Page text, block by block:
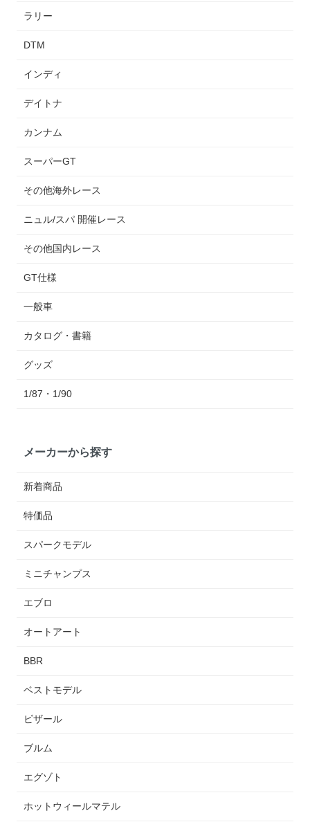
ラリー
DTM
インディ
デイトナ
カンナム
スーパーGT
その他海外レース
ニュル/スパ 開催レース
その他国内レース
GT仕様
一般車
カタログ・書籍
グッズ
1/87・1/90
メーカーから探す
新着商品
特価品
スパークモデル
ミニチャンプス
エブロ
オートアート
BBR
ベストモデル
ビザール
ブルム
エグゾト
ホットウィールマテル